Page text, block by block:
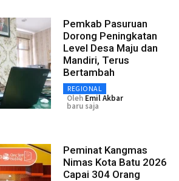
Pemkab Pasuruan
Dorong Peningkatan
Level Desa Maju dan
Mandiri, Terus
Bertambah
REGIONAL
Oleh Emil Akbar
baru saja
Peminat Kangmas
Nimas Kota Batu 2026
Capai 304 Orang